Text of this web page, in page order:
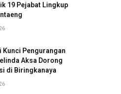
19 Pejabat Lingkup
Kunci Pengurangan
Aksa Dorong
di Biringkanaya